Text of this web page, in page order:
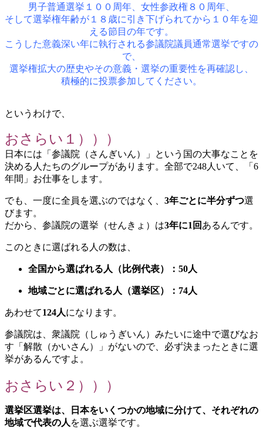
男子普通選挙１００周年、女性参政権８０周年、
そして選挙権年齢が１８歳に引き下げられてから１０年を迎
える節目の年です。
こうした意義深い年に執行される参議院議員通常選挙ですの
で、
選挙権拡大の歴史やその意義・選挙の重要性を再確認し、
積極的に投票参加してください。
というわけで、
おさらい１）））
日本には「参議院（さんぎいん）」という国の大事なことを
決める人たちのグループがあります。全部で248人いて、「6
年間」お仕事をします。
でも、一度に全員を選ぶのではなく、 3年ごとに半分ずつ選
びます。
だから、参議院の選挙（せんきょ）は3年に1回 あるんです。
このときに選ばれる人の数は、
全国から選ばれる人（比例代表）：50人
地域ごとに選ばれる人（選挙区）：74人
あわせて124人になります。
参議院は、衆議院（しゅうぎいん）みたいに途中で選びなお
す「解散（かいさん）」がないので、必ず決まったときに選
挙があるんですよ。
おさらい２）））
選挙区選挙は、日本をいくつかの地域に分けて、それぞれの
地域で代表の人 を選ぶ選挙です。